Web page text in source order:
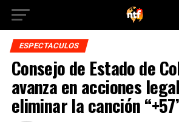
ESPECTACULOS
Consejo de Estado de
avanza en acciones
eliminar la canción